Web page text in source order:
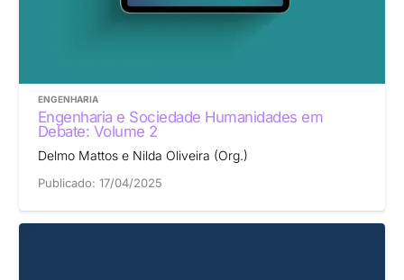
ENGENHARIA
Engenharia e Sociedade Humanidades em
Debate: Volume 2
Delmo Mattos e Nilda Oliveira (Org.)
Publicado: 17/04/2025